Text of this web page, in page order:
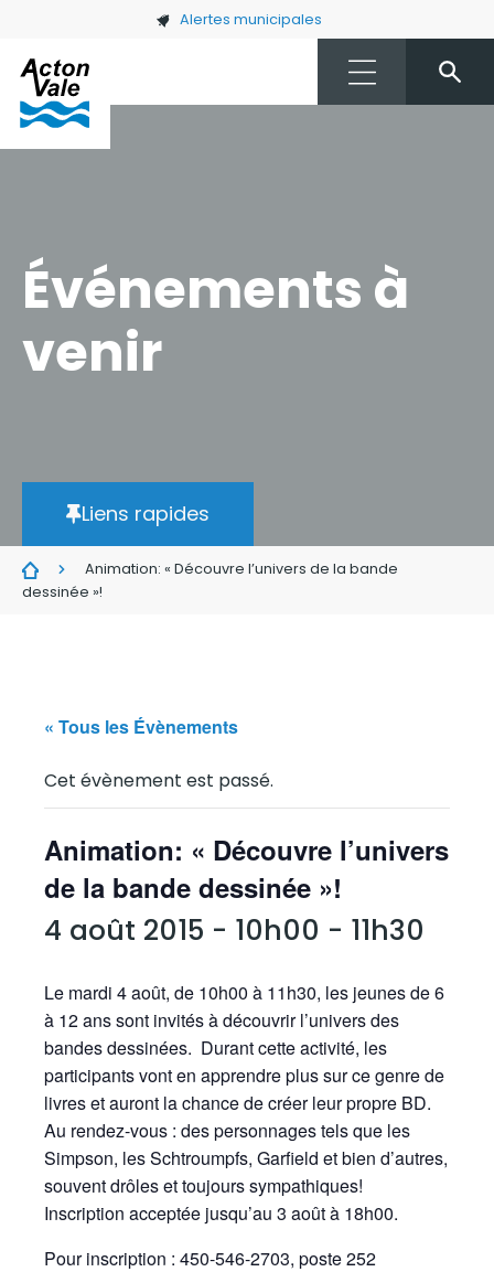
Skip to main content Alertes municipales
Événements à
venir
Liens rapides
Animation: « Découvre l’univers de la bande
dessinée »!
« Tous les Évènements
Cet évènement est passé.
Animation: « Découvre l’univers
de la bande dessinée »!
4 août 2015 - 10h00 - 11h30
Le mardi 4 août, de 10h00 à 11h30, les jeunes de 6
à 12 ans sont invités à découvrir l’univers des
bandes dessinées. Durant cette activité, les
participants vont en apprendre plus sur ce genre de
livres et auront la chance de créer leur propre BD.
Au rendez-vous : des personnages tels que les
Simpson, les Schtroumpfs, Garfield et bien d’autres,
souvent drôles et toujours sympathiques!
Inscription acceptée jusqu’au 3 août à 18h00.
Pour inscription : 450-546-2703, poste 252